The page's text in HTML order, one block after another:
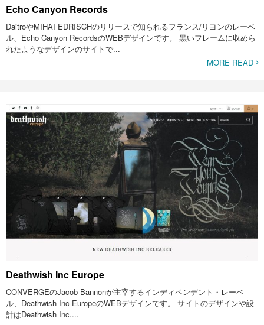
Echo Canyon Records
DaitroやMIHAI EDRISCHのリリースで知られるフランス/リヨンのレーベ
ル、Echo Canyon RecordsのWEBデザインです。 黒いフレームに収めら
れたようなデザインのサイトで...
MORE READ
Deathwish Inc Europe
CONVERGEのJacob Bannonが主宰するインディペンデント・レーベ
ル、Deathwish Inc EuropeのWEBデザインです。 サイトのデザインや設
計はDeathwish Inc....